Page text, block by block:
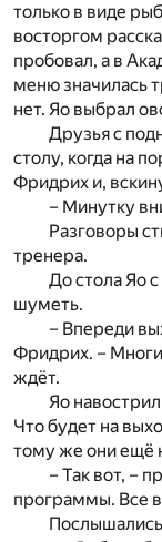
только в виде
восторгом
пробовал, а в
меню значилась
нет. Яо выбрал
Друзья с
столу, когда на
Фридрих и,
– Минутку
Разговоры
тренера.
До стола Яо
шуметь.
– Впереди
Фридрих. –
ждёт.
Яо
Что будет на
тому же они ещё
– Так вот, –
программы. Все